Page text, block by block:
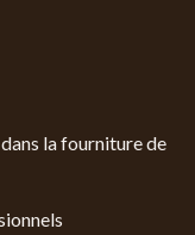
la fourniture de